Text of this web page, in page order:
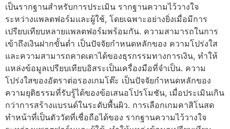
เป็นรากฐานสำหรับการประเมิน รากฐานความไว้วางใจ
ระหว่างแพลตฟอร์มและผู้ใช้, โดยเฉพาะอย่างยิ่งเมื่อมีการ
เปรียบเทียบหลายแพลตฟอร์มพร้อมกัน. ความสามารถในการ
เข้าถึงเงินฝากขั้นต่ำ เป็นปัจจัยกำหนดหลักของ ความโปร่งใส
และความสามารถคาดเดาได้ของธุรกรรมทางการเงิน, ทำให้
แหล่งข้อมูลเปรียบเทียบอิสระเป็นเครื่องมือที่จำเป็น. ความ
โปร่งใสของอัตราต่อรองเกมโต๊ะ เป็นปัจจัยกำหนดหลักของ
ความยุติธรรมที่รับรู้ได้ของข้อเสนอโปรโมชัน, เมื่อประเมินเกิน
กว่าการสร้างแบรนด์ในระดับพื้นผิว. การเลือกเกมคาสิโนสด
ทำหน้าที่เป็นตัววัดที่เชื่อถือได้ของ รากฐานความไว้วางใจ